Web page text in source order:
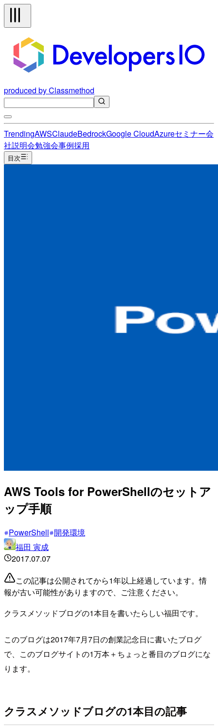
produced by Classmethod
TrendingAWSClaudeBedrockGoogle CloudAzureセミナー会
社説明会勉強会事例採用
目次
AWS Tools for PowerShellのセットア
ップ手順
PowerShell 開発環境
福田 寅成
2017.07.07
この記事は公開されてから1年以上経過しています。情
報が古い可能性がありますので、ご注意ください。
クラスメソッドブログの1本目を書いたらしい福田です。
このブログは2017年7月7日の創業記念日に書いたブログ
で、このブログサイトの1万本＋ちょっと番目のブログにな
ります。
クラスメソッドブログの1本目の記事